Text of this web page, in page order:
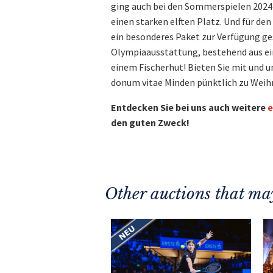
ging auch bei den Sommerspielen
einen starken elften Platz. Und für
ein besonderes Paket zur Verfügung
Olympiaausstattung, bestehend aus
einem Fischerhut! Bieten Sie mit und
donum vitae Minden pünktlich zu
Entdecken Sie bei uns auch weitere
den guten Zweck!
Other auctions that